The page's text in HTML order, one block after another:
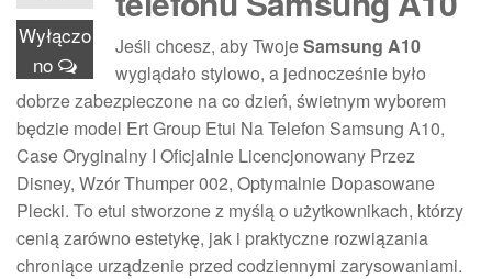
Wyłączo
no
Jeśli chcesz, aby TwojeSamsung A10
wyglądało stylowo, a jednocześnie było
dobrze zabezpieczone na co dzień, świetnym wyborem
będzie model Ert Group Etui Na Telefon Samsung A10,
Case Oryginalny I Oficjalnie Licencjonowany Przez
Disney, Wzór Thumper 002, Optymalnie Dopasowane
Plecki. To etui stworzone z myślą o użytkownikach, którzy
cenią zarówno estetykę, jak i praktyczne rozwiązania
chroniące urządzenie przed codziennymi zarysowaniami.